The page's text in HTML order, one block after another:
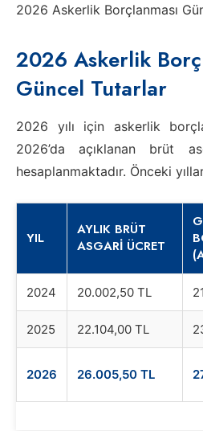
2026 Askerlik Borçlanması
2026 Askerlik
Güncel Tutarlar
2026 yılı için askerlik
2026’da açıklanan brüt
hesaplanmaktadır. Önceki
YIL
AYLIK BRÜT
ASGARI ÜCRET
2024 20.002,50 TL
2025 22.104,00 TL
2026 26.005,50 TL